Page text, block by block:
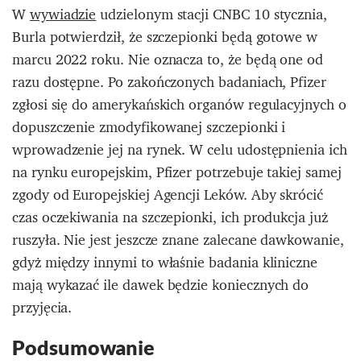
Wwywiadzieudzielonym stacji CNBC 10 stycznia,
Burla potwierdził, że szczepionki będą gotowe w
marcu 2022 roku. Nie oznacza to, że będą one od
razu dostępne. Po zakończonych badaniach, Pfizer
zgłosi się doamerykańskich organów regulacyjnych o
dopuszczenie zmodyfikowanej szczepionki i
wprowadzenie jej na rynek. W celu udostępnienia ich
na rynku europejskim, Pfizer potrzebuje takiej samej
zgody od Europejskiej Agencji Leków. Aby skrócić
czas oczekiwania na szczepionki, ich produkcja już
ruszyła. Nie jest jeszcze znane zalecane dawkowanie,
gdyż między innymi to właśnie badania kliniczne
mają wykazać ile dawek będzie koniecznych do
przyjęcia.
Podsumowanie